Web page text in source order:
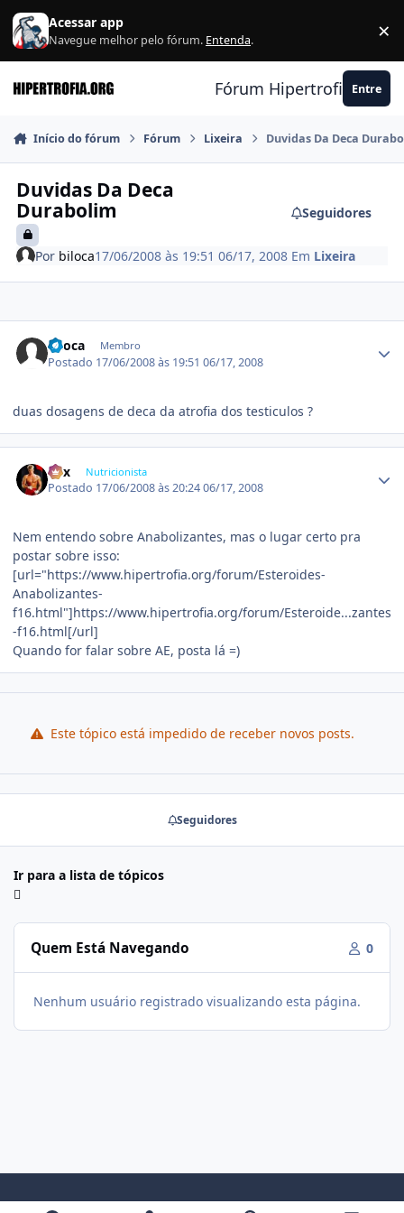
Ir para conteúdo
Acessar app
Navegue melhor pelo fórum. Entenda. ×
Fórum Hipertrofia.org
Entre
Início do fórum Fórum Lixeira Duvidas Da Deca
Duvidas Da Deca
Durabolim
Seguidores
Por biloca17/06/2008 às 19:5106/17, 2008 Em Lixeira
biloca Membro
Postado 17/06/2008 às 19:5106/17, 2008
duas dosagens de deca da atrofia dos testiculos ?
Fox Nutricionista
Postado 17/06/2008 às 20:2406/17, 2008
Nem entendo sobre Anabolizantes, mas o lugar certo pra
postar sobre isso:
[url="https://www.hipertrofia.org/forum/Esteroides-
Anabolizantes-
f16.html"]https://www.hipertrofia.org/forum/Esteroide...zantes
-f16.html[/url]
Quando for falar sobre AE, posta lá =)
Este tópico está impedido de receber novos posts.
Seguidores
Ir para a lista de tópicos
Quem Está Navegando 0
Nenhum usuário registrado visualizando esta página.